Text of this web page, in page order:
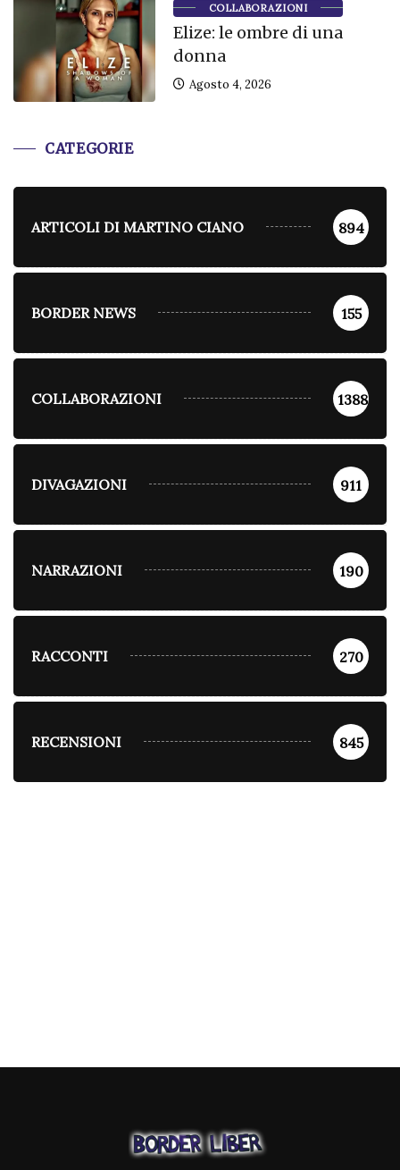
COLLABORAZIONI
Elize: le ombre di una
donna
Agosto 4, 2026
CATEGORIE
ARTICOLI DI MARTINO CIANO 894
BORDER NEWS 155
COLLABORAZIONI 1388
DIVAGAZIONI 911
NARRAZIONI 190
RACCONTI 270
RECENSIONI 845